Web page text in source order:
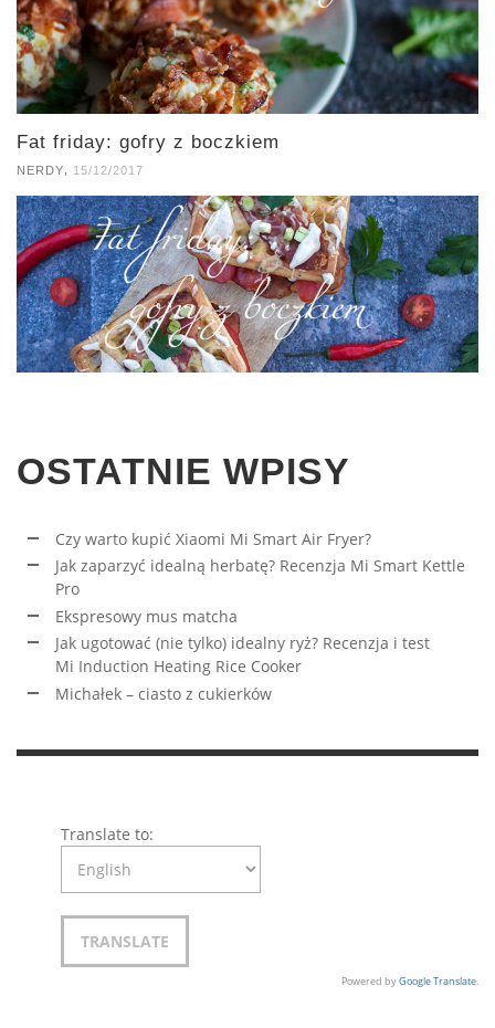
Fat friday: gofry z boczkiem
NERDY 15/12/2017
OSTATNIE WPISY
Czy warto kupić Xiaomi Mi Smart Air Fryer?
Jak zaparzyć idealną herbatę? Recenzja Mi Smart Kettle
Pro
Ekspresowy mus matcha
Jak ugotować (nie tylko) idealny ryż? Recenzja i test
Mi Induction Heating Rice Cooker
Michałek – ciasto z cukierków
Translate to:
Powered byGoogle Translate.